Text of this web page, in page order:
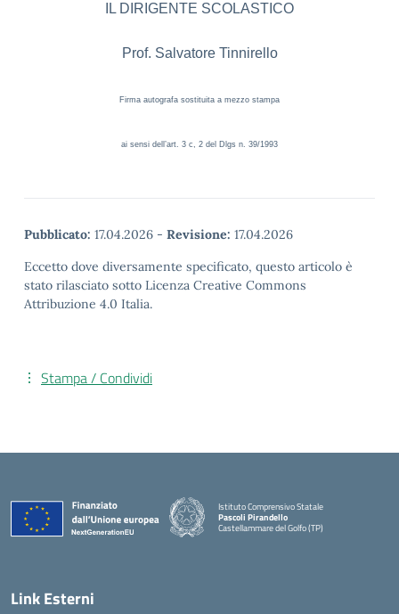
IL DIRIGENTE SCOLASTICO
Prof. Salvatore Tinnirello
Firma autografa sostituita a mezzo stampa
ai sensi dell’art. 3 c, 2 del Dlgs n. 39/1993
Pubblicato: 17.04.2026 - Revisione: 17.04.2026
Eccetto dove diversamente specificato, questo articolo è
stato rilasciato sotto Licenza Creative Commons
Attribuzione 4.0 Italia.
Stampa / Condividi
Istituto Comprensivo Statale
Pascoli Pirandello
Castellammare del Golfo (TP)
Link Esterni